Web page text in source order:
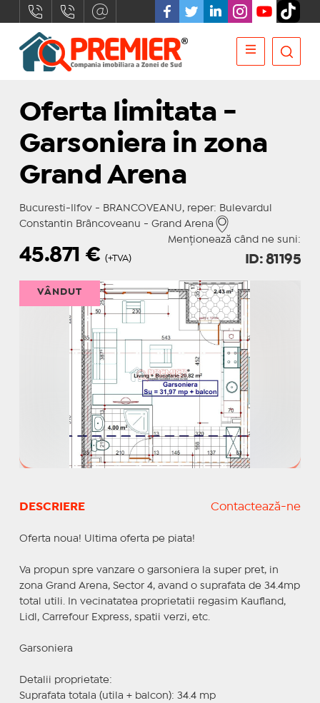
Oferta limitata -
Garsoniera in zona
Grand Arena
Bucuresti-Ilfov - BRANCOVEANU, reper: Bulevardul
Constantin Brâncoveanu - Grand Arena
Menționează când ne suni:
45.871€ (+TVA) ID: 81195
VÂNDUT
DESCRIERE Contactează-ne
Oferta noua! Ultima oferta pe piata!
Va propun spre vanzare o garsoniera la super pret, in
zona Grand Arena, Sector 4, avand o suprafata de 34.4mp
total utili. In vecinatatea proprietatii regasim Kaufland,
Lidl, Carrefour Express, spatii verzi, etc.
Garsoniera
Detalii proprietate:
Suprafata totala (utila + balcon): 34.4 mp